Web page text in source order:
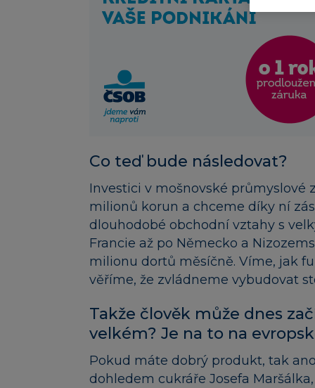
Co teď bude následovat?
Investici v mošnovské
milionů korun a chceme díky ní
dlouhodobé obchodní vztahy s
Francie až po Německo a
milionu dortů měsíčně. Víme, jak
věříme, že zvládneme vybudovat
Takže člověk může dnes
velkém? Je na to na
Pokud máte dobrý produkt, tak
dohledem cukráře Josefa